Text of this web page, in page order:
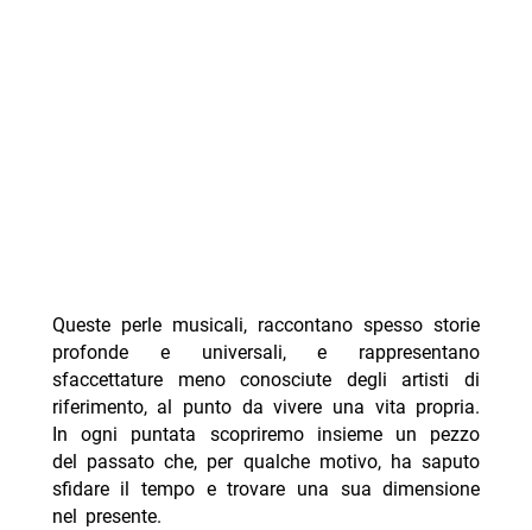
Queste perle musicali, raccontano spesso storie
profonde e universali, e rappresentano
sfaccettature meno conosciute degli artisti di
riferimento, al punto da vivere una vita propria.
In ogni puntata scopriremo insieme un pezzo
del passato che, per qualche motivo, ha saputo
sfidare il tempo e trovare una sua dimensione
nel presente.